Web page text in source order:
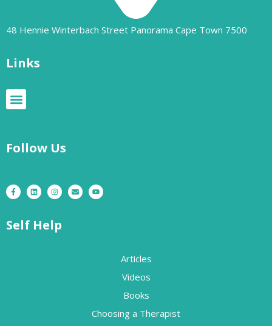
48 Hennie Winterbach Street Panorama Cape Town 7500​
Links
Follow Us
Self Help
Articles
Videos
Books
Choosing a Therapist